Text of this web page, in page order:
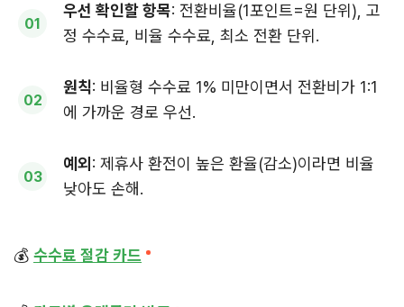
우선 확인할 항목: 전환비율(1포인트=원 단위), 고
정 수수료, 비율 수수료, 최소 전환 단위.
원칙: 비율형 수수료 1% 미만이면서 전환비가 1:1
에 가까운 경로 우선.
예외 : 제휴사 환전이 높은 환율(감소)이라면 비율
낮아도 손해.
💰 수수료 절감 카드